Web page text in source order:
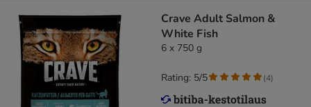
Crave Adult Salmon &
White Fish
6 x 750 g
Rating: 5/5 (4)